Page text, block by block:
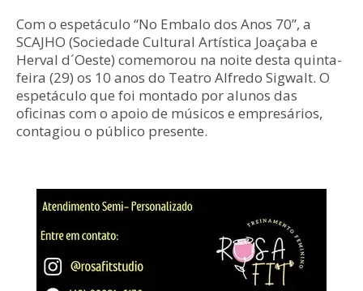
Com o espetáculo “No Embalo dos Anos 70”, a
SCAJHO (Sociedade Cultural Artística Joaçaba e
Herval d´Oeste) comemorou na noite desta quinta-
feira (29) os 10 anos do Teatro Alfredo Sigwalt. O
espetáculo que foi montado por alunos das
oficinas com o apoio de músicos e empresários,
contagiou o público presente.